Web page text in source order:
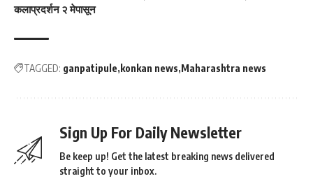
कलाप्रदर्शन २ मेपासून
TAGGED: ganpatipule konkan news Maharashtra news
Sign Up For Daily Newsletter
Be keep up! Get the latest breaking news delivered
straight to your inbox.